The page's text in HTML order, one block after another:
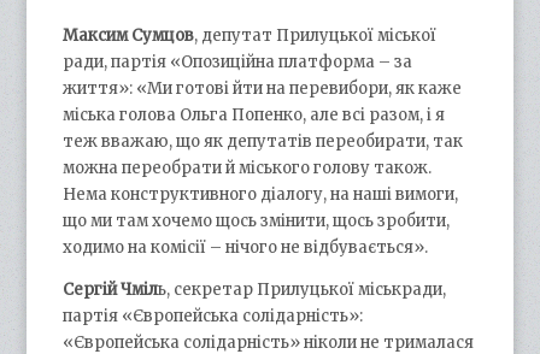
Максим Сумцов, депутат Прилуцької міської
ради, партія «Опозиційна платформа – за
життя»: «Ми готові йти на перевибори, як каже
міська голова Ольга Попенко, але всі разом, і я
теж вважаю, що як депутатів переобирати, так
можна переобрати й міського голову також.
Нема конструктивного діалогу, на наші вимоги,
що ми там хочемо щось змінити, щось зробити,
ходимо на комісії – нічого не відбувається».
Сергій Чміль, секретар Прилуцької міськради,
партія «Європейська солідарність»:
«Європейська солідарність» ніколи не трималася